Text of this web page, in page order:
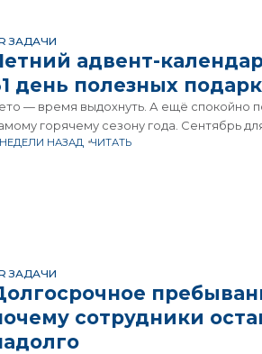
ЗАДАЧИ
адвент-
день полезных
— время выдохнуть. А ещё спокойно
горячему сезону года. Сентябрь
про десятки и сотни задач,
НАЗАД ЧИТАТЬ
ЗАДАЧИ
сотрудники